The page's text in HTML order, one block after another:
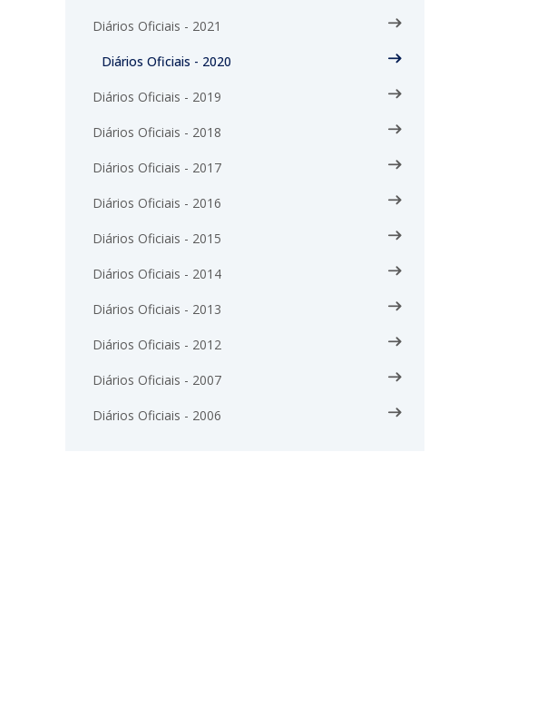
Diários Oficiais - 2021
Diários Oficiais - 2020
Diários Oficiais - 2019
Diários Oficiais - 2018
Diários Oficiais - 2017
Diários Oficiais - 2016
Diários Oficiais - 2015
Diários Oficiais - 2014
Diários Oficiais - 2013
Diários Oficiais - 2012
Diários Oficiais - 2007
Diários Oficiais - 2006